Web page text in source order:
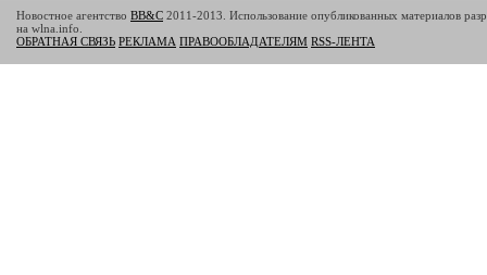
Новостное агентство BB&C 2011-2013. Использование опубликованных материалов
на wlna.info.
ОБРАТНАЯ СВЯЗЬ РЕКЛАМА ПРАВООБЛАДАТЕЛЯМ RSS-ЛЕНТА